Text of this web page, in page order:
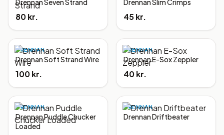
Drennan Seven Strand
80 kr.
Drennan Slim Crimps
45 kr.
DRENNAN
Drennan Soft Strand Wire
100 kr.
DRENNAN
Drennan E-Sox Zeppler
40 kr.
DRENNAN
Drennan Puddle Chucker
Loaded
DRENNAN
Drennan Driftbeater